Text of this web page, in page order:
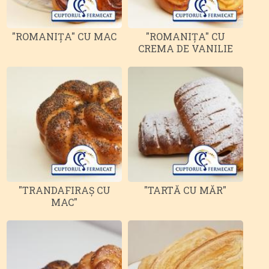
"ROMANIȚA" CU MAC
"ROMANIȚA" CU
CREMA DE VANILIE
"TRANDAFIRAȘ CU
MAC"
"TARTĂ CU MĂR"